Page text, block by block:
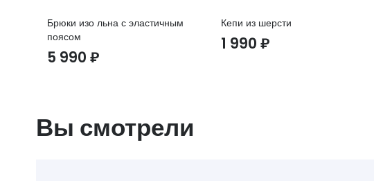
Брюки изо льна с эластичным
поясом
5 990 ₽
Кепи из шерсти
1 990₽
Вы смотрели